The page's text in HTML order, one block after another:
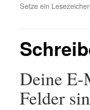
Setze ein
Deine
Felder